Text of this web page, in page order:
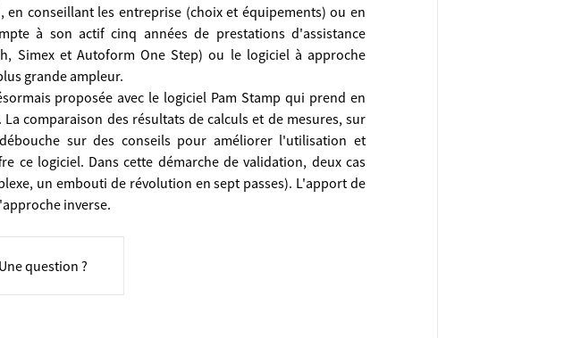
conseillant les entreprise (choix et équipements) ou en
à son actif cinq années de prestations d'assistance
Simex et Autoform One Step) ou le logiciel à approche
grande ampleur.
proposée avec le logiciel Pam Stamp qui prend en
comparaison des résultats de calculs et de mesures, sur
sur des conseils pour améliorer l'utilisation et
ce logiciel. Dans cette démarche de validation, deux cas
un embouti de révolution en sept passes). L'apport de
inverse.
Une question ?